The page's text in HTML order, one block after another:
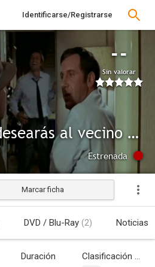
Identificarse/Registrarse
--
Sin valorar
No desearás al vecino del quinto
Estrenada
Marcar ficha
DVD / Blu-Ray (2) Noticias
Duración Clasificación por edades